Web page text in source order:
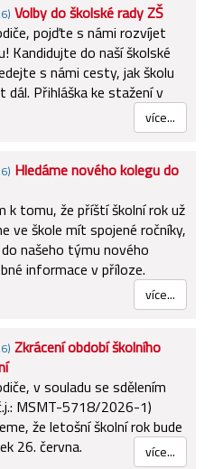
Volby do školské rady ZŠ
pojďte s námi rozvíjet
Kandidujte do naší školské
s námi cesty, jak školu
dál. Přihláška ke stažení v
více...
Hledáme nového kolegu do
k tomu, že příští školní rok už
ve škole mít spojené ročníky,
našeho týmu nového
informace v příloze.
více...
Zkrácení období školního
v souladu se sdělením
MSMT-5718/2026-1)
že letošní školní rok bude
26. června.
více...